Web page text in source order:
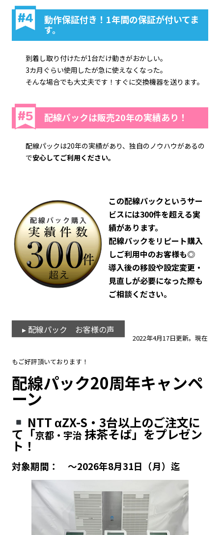
動作保証付き！1年間の保証が付いてま
す。
到着し取り付けたが1台だけ動きがおかしい。
3カ月ぐらい使用したが急に使えなくなった。
そんな場合でも大丈夫です！すぐに交換機器を送ります。
配線パックは販売20年の実績あり！
配線パックは20年の実績があり、独自のノウハウがあるの
で安心してご利用ください。
この配線パックというサー
ビスには300件を超える実
績があります。
配線パックをリピート購入
しご利用中のお客様も◎
導入後の移設や設定変更・
見直しが必要になった際も
ご相談ください。
▸ 配線パック お客様の声
2022年4月17日更新。現在
もご好評頂いております！
配線パック20周年キャンペ
ーン
NTT αZX-S・3台以上のご注文に
て「京都・宇治 抹茶そば」をプレゼン
ト！
対象期間： 〜2026年8月31日（月）迄